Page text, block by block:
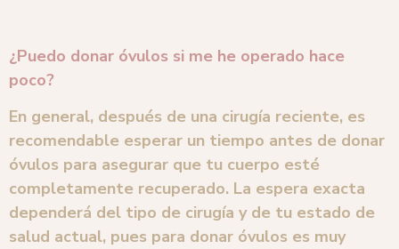
¿Puedo donar óvulos si me he operado hace
poco?
En general, después de una cirugía reciente, es
recomendable esperar un tiempo antes de donar
óvulos para asegurar que tu cuerpo esté
completamente recuperado. La espera exacta
dependerá del tipo de cirugía y de tu estado de
salud actual, pues para donar óvulos es muy